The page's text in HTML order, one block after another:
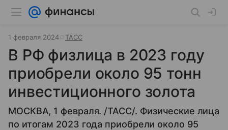
1 февраля 2024 ТАСС
В РФ физлица в 2023 году
приобрели около 95 тонн
инвестиционного золота
МОСКВА, 1 февраля. /ТАСС/. Физические лица
по итогам 2023 года приобрели около 95